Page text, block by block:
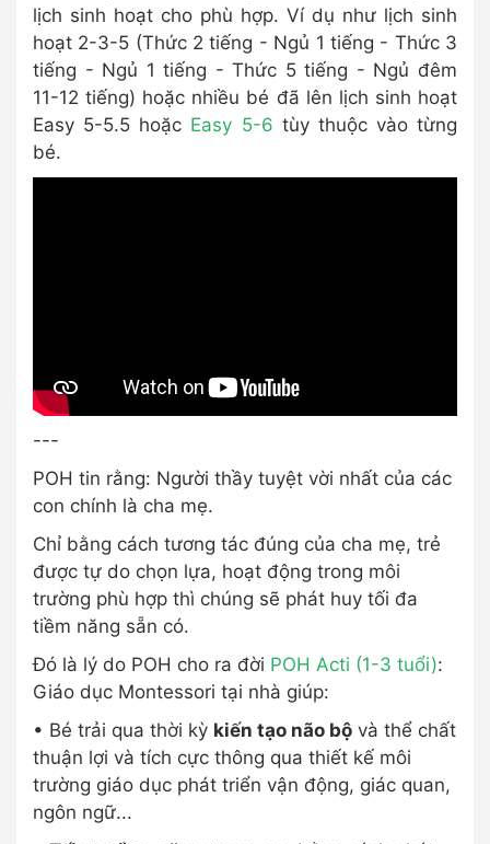
lịch sinh hoạt cho phù hợp. Ví dụ như lịch sinh
hoạt 2-3-5 (Thức 2 tiếng - Ngủ 1 tiếng - Thức 3
tiếng - Ngủ 1 tiếng - Thức 5 tiếng - Ngủ đêm
11-12 tiếng) hoặc nhiều bé đã lên lịch sinh hoạt
Easy 5-5.5 hoặc Easy 5-6 tùy thuộc vào từng
bé.
---
POH tin rằng: Người thầy tuyệt vời nhất của các
con chính là cha mẹ.
Chỉ bằng cách tương tác đúng của cha mẹ, trẻ
được tự do chọn lựa, hoạt động trong môi
trường phù hợp thì chúng sẽ phát huy tối đa
tiềm năng sẵn có.
Đó là lý do POH cho ra đời POH Acti (1-3 tuổi):
Giáo dục Montessori tại nhà giúp:
• Bé trải qua thời kỳ kiến tạo não bộ và thể chất
thuận lợi và tích cực thông qua thiết kế môi
trường giáo dục phát triển vận động, giác quan,
ngôn ngữ...